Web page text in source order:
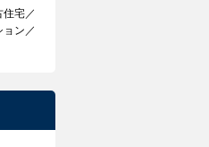
宅／
ン／